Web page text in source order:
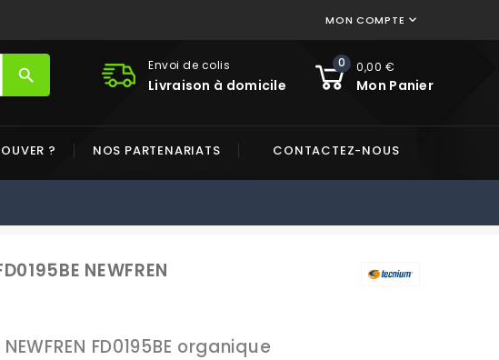
MON COMPTE 
0 0,00 €
Mon Panier
Envoi de colis
Livraison à domicile
search
? NOS PARTENARIATS CONTACTEZ-NOUS
NEWFREN
FD0195BE organique